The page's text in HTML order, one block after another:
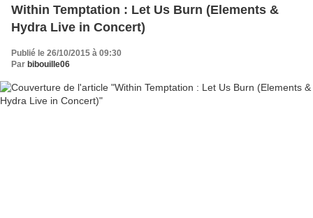
Within Temptation : Let Us Burn (Elements &
Hydra Live in Concert)
Publié le 26/10/2015 à 09:30
Par bibouille06